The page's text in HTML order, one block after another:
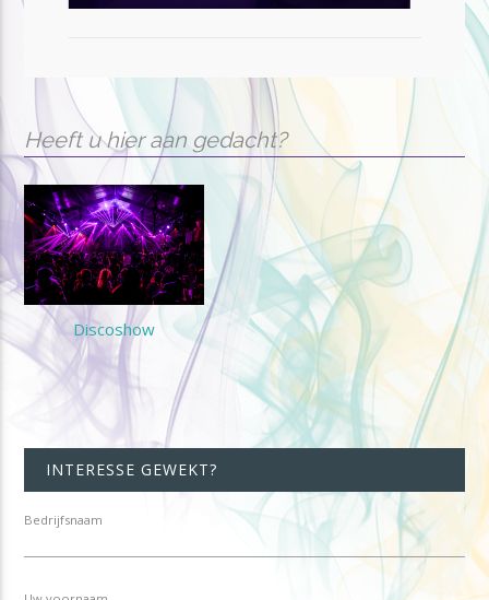
Heeft u hier aan gedacht?
Discoshow
INTERESSE GEWEKT?
Bedrijfsnaam